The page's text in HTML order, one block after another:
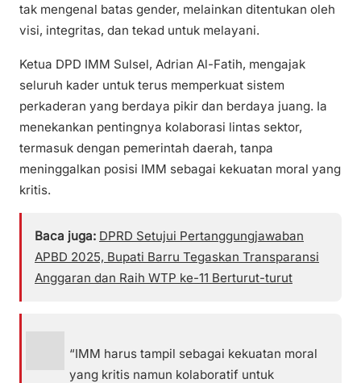
tak mengenal batas gender, melainkan ditentukan oleh
visi, integritas, dan tekad untuk melayani.
Ketua DPD IMM Sulsel, Adrian Al-Fatih, mengajak
seluruh kader untuk terus memperkuat sistem
perkaderan yang berdaya pikir dan berdaya juang. Ia
menekankan pentingnya kolaborasi lintas sektor,
termasuk dengan pemerintah daerah, tanpa
meninggalkan posisi IMM sebagai kekuatan moral yang
kritis.
Baca juga: DPRD Setujui Pertanggungjawaban
APBD 2025, Bupati Barru Tegaskan Transparansi
Anggaran dan Raih WTP ke-11 Berturut-turut
“IMM harus tampil sebagai kekuatan moral
yang kritis namun kolaboratif untuk